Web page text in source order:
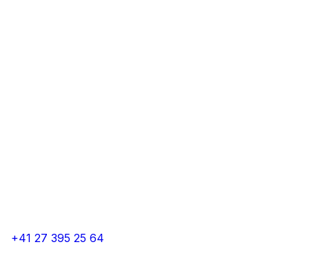
+41 27 395 25 64